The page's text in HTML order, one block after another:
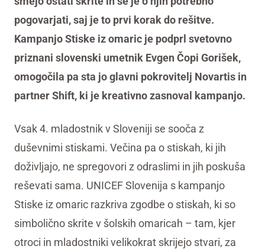
pogovarjati, saj je to prvi korak do rešitve.
Kampanjo Stiske iz omaric je podprl svetovno
priznani slovenski umetnik Evgen Čopi Gorišek,
omogočila pa sta jo glavni pokrovitelj Novartis in
partner Shift, ki je kreativno zasnoval kampanjo.
Vsak 4. mladostnik v Sloveniji se sooča z
duševnimi stiskami. Večina pa o stiskah, ki jih
doživljajo, ne spregovori z odraslimi in jih poskuša
reševati sama. UNICEF Slovenija s kampanjo
Stiske iz omaric razkriva zgodbe o stiskah, ki so
simbolično skrite v šolskih omaricah – tam, kjer
otroci in mladostniki velikokrat skrijejo stvari, za